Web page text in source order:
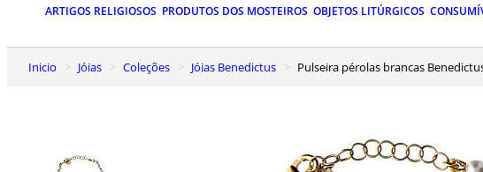
ARTIGOS RELIGIOSOS PRODUTOS DOS MOSTEIROS OBJETOS LITÚRGICOS
Inicio Jóias Coleções Jóias Benedictus Pulseira pérolas brancas